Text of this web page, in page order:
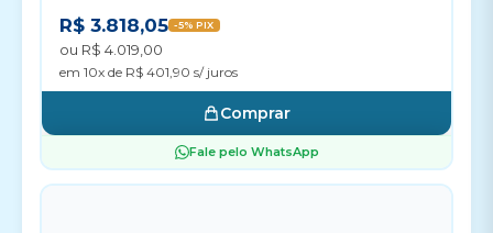
R$ 3.818,05 -5% PIX
ou R$ 4.019,00
em 10x de R$ 401,90 s/ juros
Comprar
Fale pelo WhatsApp